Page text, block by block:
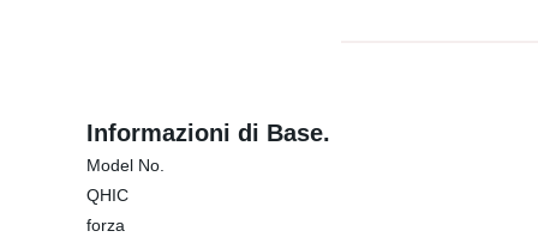
Informazioni di Base.
Model No.
QHIC
forza